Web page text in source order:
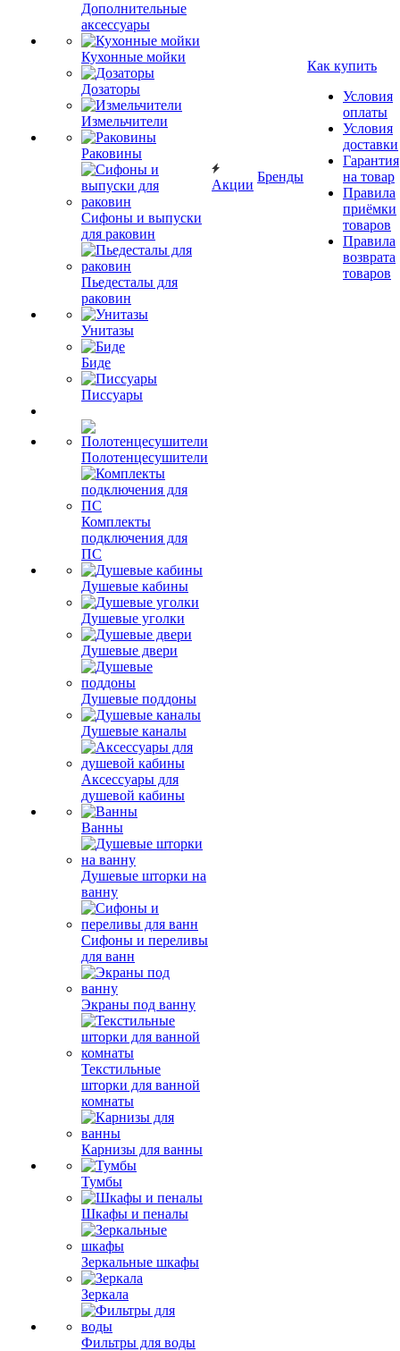
Дополнительные
аксессуары
Кухонные мойки
Дозаторы
Измельчители
Раковины
Сифоны и выпуски
для раковин
Пьедесталы для
раковин
Унитазы
Биде
Писсуары
Полотенцесушители
Комплекты
подключения для
ПС
Душевые кабины
Душевые уголки
Душевые двери
Душевые поддоны
Душевые каналы
Аксессуары для
душевой кабины
Ванны
Душевые шторки на
ванну
Сифоны и переливы
для ванн
Экраны под ванну
Текстильные
шторки для ванной
комнаты
Карнизы для ванны
Тумбы
Шкафы и пеналы
Зеркальные шкафы
Зеркала
Фильтры для воды
Акции
Бренды
Как купить
Условия
оплаты
Условия
доставки
Гарантия
на товар
Правила
приёмки
товаров
Правила
возврата
товаров